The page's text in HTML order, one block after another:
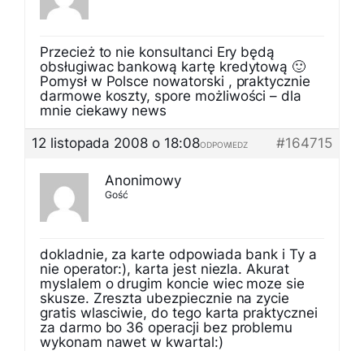
Przecież to nie konsultanci Ery będą
obsługiwac bankową kartę kredytową 🙂
Pomysł w Polsce nowatorski , praktycznie
darmowe koszty, spore możliwości – dla
mnie ciekawy news
12 listopada 2008 o 18:08
#164715
ODPOWIEDZ
Anonimowy
Gość
dokladnie, za karte odpowiada bank i Ty a
nie operator:), karta jest niezla. Akurat
myslalem o drugim koncie wiec moze sie
skusze. Zreszta ubezpiecznie na zycie
gratis wlasciwie, do tego karta praktycznei
za darmo bo 36 operacji bez problemu
wykonam nawet w kwartal:)